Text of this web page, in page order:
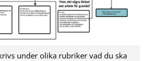
under olika rubriker vad du ska